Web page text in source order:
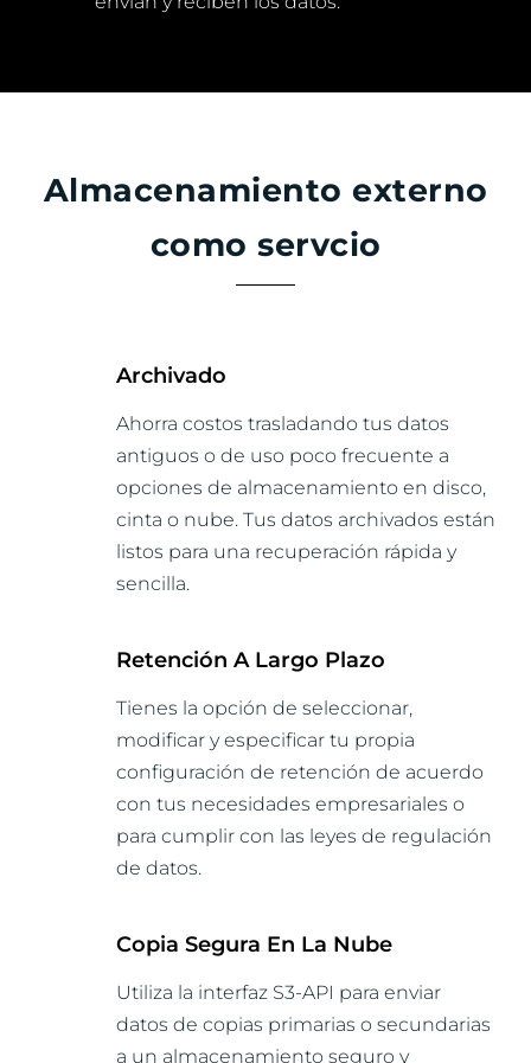
Almacenamiento externo
como servcio
Archivado
Ahorra costos trasladando tus datos
antiguos o de uso poco frecuente a
opciones de almacenamiento en disco,
cinta o nube. Tus datos archivados están
listos para una recuperación rápida y
sencilla.
Retención A Largo Plazo
Tienes la opción de seleccionar,
modificar y especificar tu propia
configuración de retención de acuerdo
con tus necesidades empresariales o
para cumplir con las leyes de regulación
de datos.
Copia Segura En La Nube
Utiliza la interfaz S3-API para enviar
datos de copias primarias o secundarias
a un almacenamiento seguro y